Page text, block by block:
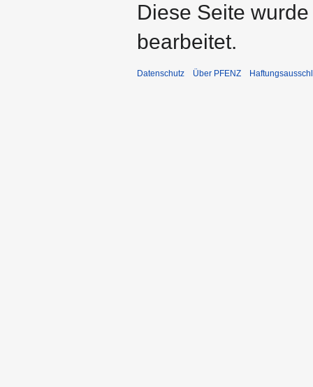
Diese Seite
bearbeitet.
Datenschutz Über PFENZ